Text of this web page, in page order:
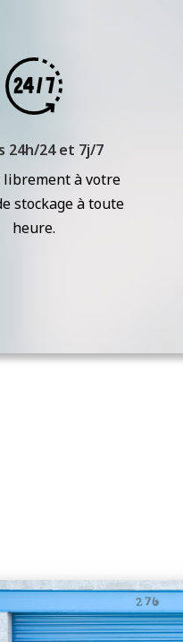
24h/24 et 7j/7
librement à votre
stockage à toute
heure.